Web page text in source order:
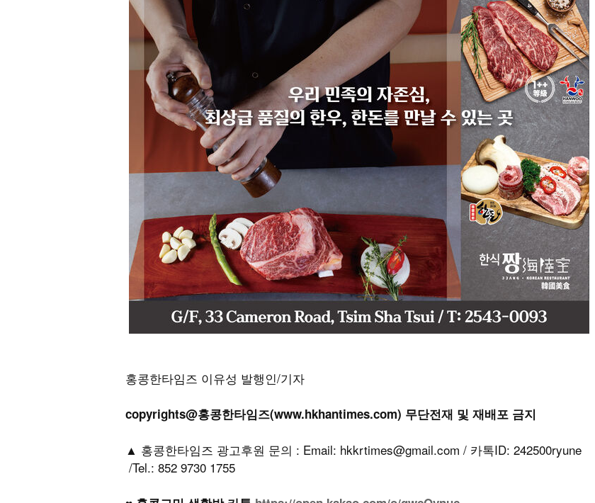
홍콩한타임즈 이유성 발행인/기자
copyrights@홍콩한타임즈(www.hkhantimes.com) 무단전재 및 재배포 금지
▲ 홍콩한타임즈 광고후원 문의 : Email: hkkrtimes@gmail.com / 카톡ID: 242500ryune
/Tel.: 852 9730 1755